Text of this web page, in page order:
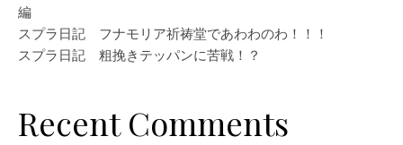
編
スプラ日記 フナモリア祈祷堂であわわのわ！！！
スプラ日記 粗挽きテッパンに苦戦！？
Recent Comments